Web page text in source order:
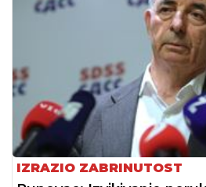
IZRAZIO ZABRINUTOST